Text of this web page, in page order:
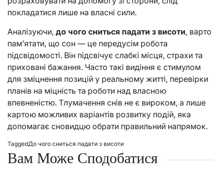
покладатися лише на власні сили.
Аналізуючи, до чого сниться падати з висоти, варто
пам’ятати, що сон — це передусім робота
підсвідомості. Він підсвічує слабкі місця, страхи та
приховані бажання. Часто такі видіння є стимулом
для зміцнення позицій у реальному житті, перевірки
планів на міцність та роботи над власною
впевненістю. Тлумачення снів не є вироком, а лише
картою можливих варіантів розвитку подій, яка
допомагає сновидцю обрати правильний напрямок.
TaggedДо чого сниться падати з висоти
Вам Може Сподобатися